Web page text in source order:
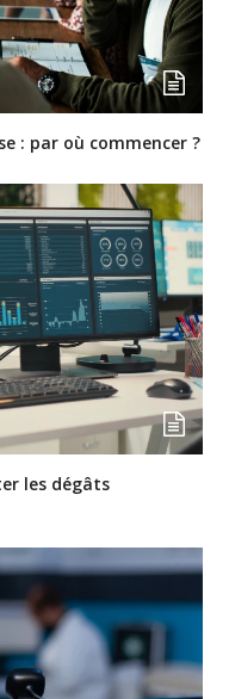
: par où commencer ?
les dégâts